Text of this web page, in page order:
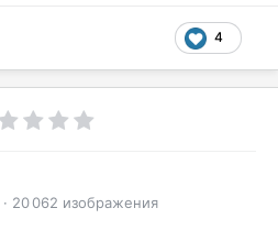
4
· 20 062 изображения